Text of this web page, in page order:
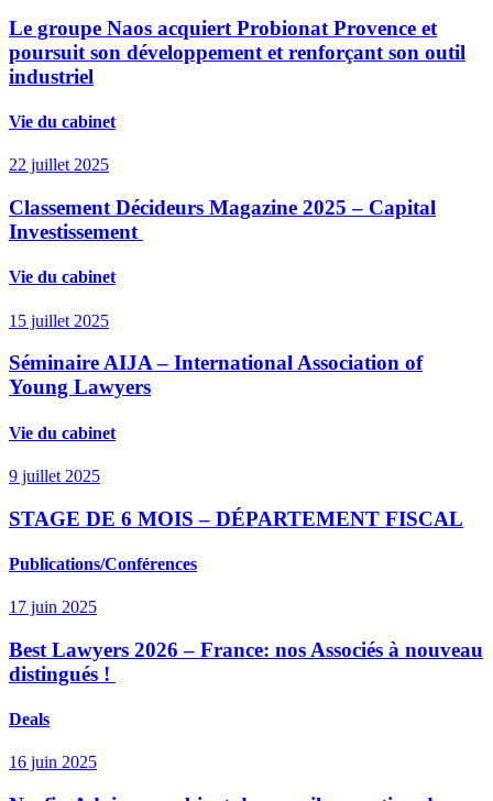
Le groupe Naos acquiert Probionat Provence et
poursuit son développement et renforçant son outil
industriel
Vie du cabinet
22 juillet 2025
Classement Décideurs Magazine 2025 – Capital
Investissement
Vie du cabinet
15 juillet 2025
Séminaire AIJA – International Association of
Young Lawyers
Vie du cabinet
9 juillet 2025
STAGE DE 6 MOIS – DÉPARTEMENT FISCAL
Publications/Conférences
17 juin 2025
Best Lawyers 2026 – France: nos Associés à nouveau
distingués !
Deals
16 juin 2025